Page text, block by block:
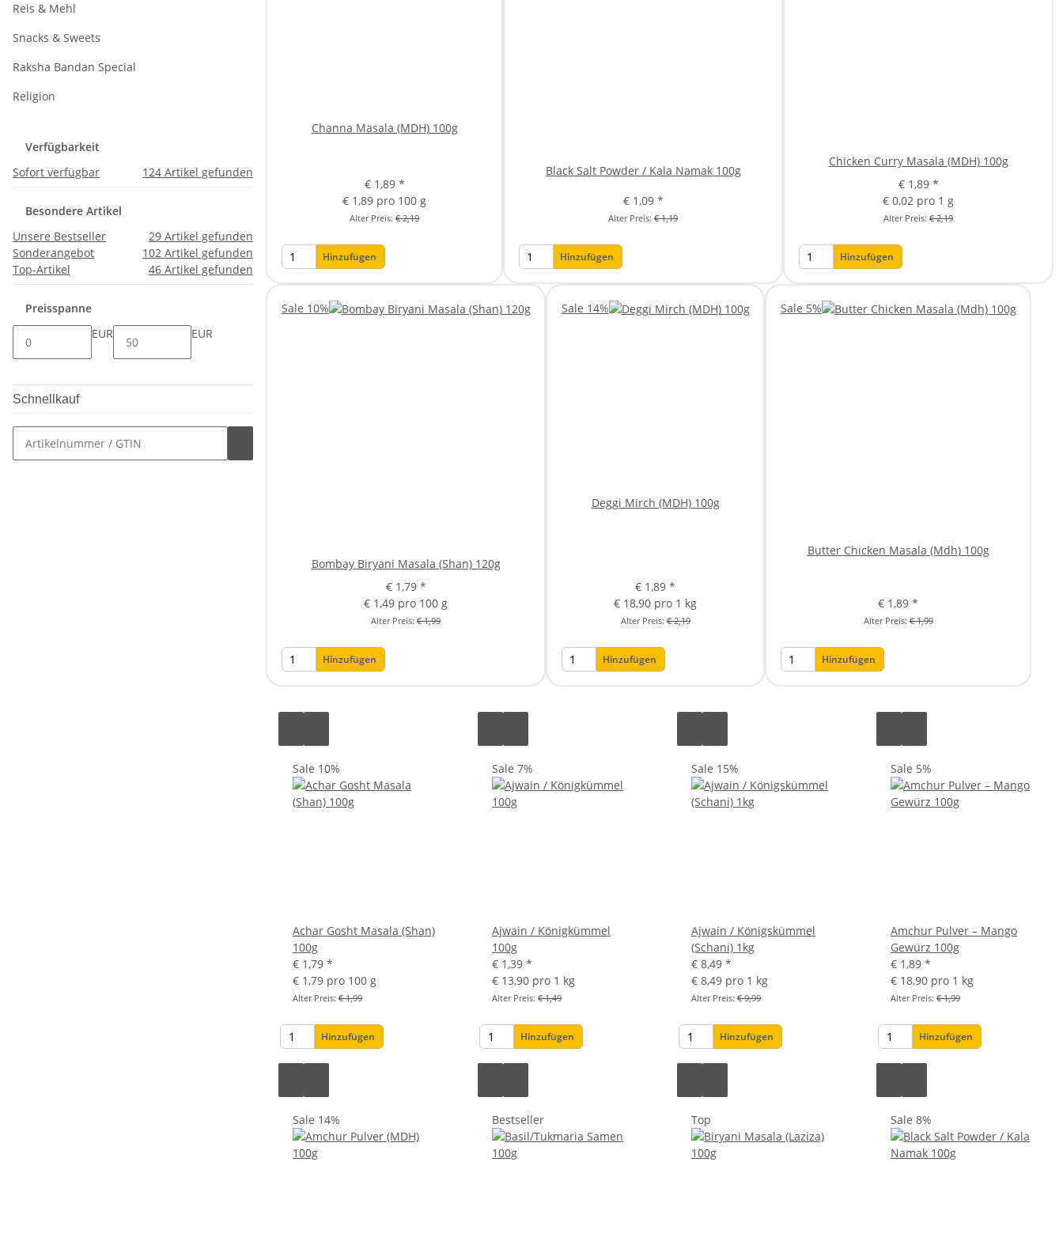
Channa Masala (MDH) 100g
€ 1,89 *
€ 1,89 pro 100 g
Alter Preis: € 2,19
Hinzufügen
Black Salt Powder / Kala Namak 100g
€ 1,09 *
Alter Preis: € 1,19
Hinzufügen
Chicken Curry Masala (MDH) 100g
€ 1,89 *
€ 0,02 pro 1 g
Alter Preis: € 2,19
Hinzufügen
Sale 10%
Bombay Biryani Masala (Shan) 120g
€ 1,79 *
€ 1,49 pro 100 g
Alter Preis: € 1,99
Hinzufügen
Sale 14%
Deggi Mirch (MDH) 100g
€ 1,89 *
€ 18,90 pro 1 kg
Alter Preis:€ 2,19
Hinzufügen
Sale 5%
Butter Chicken Masala (Mdh) 100g
€ 1,89 *
Alter Preis:€ 1,99
Hinzufügen
Sale 10%
Achar Gosht Masala (Shan)
100g
€ 1,79 *
€ 1,79 pro 100 g
Alter Preis: € 1,99
Hinzufügen
Sale 7%
Ajwain / Königkümmel
100g
€ 1,39 *
€ 13,90 pro 1 kg
Alter Preis: € 1,49
Hinzufügen
Sale 15%
Ajwain / Königskümmel
(Schani) 1kg
€ 8,49 *
€ 8,49 pro 1 kg
Alter Preis: € 9,99
Hinzufügen
Sale 5%
Amchur Pulver – Mango
Gewürz 100g
€ 1,89 *
€ 18,90 pro 1 kg
Alter Preis: € 1,99
Hinzufügen
Sale 14% Bestseller Top Sale 8%
Reis & Mehl
Snacks & Sweets
Raksha Bandan Special
Religion
Verfügbarkeit
Sofort verfügbar
124 Artikel gefunden
Besondere Artikel
Unsere Bestseller
29 Artikel gefunden
Sonderangebot
102 Artikel gefunden
Top-Artikel
46 Artikel gefunden
Preisspanne
EUR
EUR
Schnellkauf